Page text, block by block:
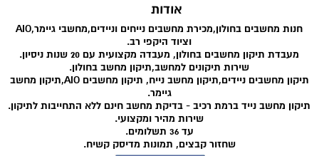
אודות
חנות מחשבים בחולון,מכירת מחשבים נייחים וניידים,מחשבי גיימר,AIO
וציוד היקפי רב.
מעבדת תיקון מחשבים בחולון, מעבדה מקצועית עם 20 שנות ניסיון.
שירות תיקונים למחשב,תיקון מחשב בחולון.
תיקון מחשבים ניידים,תיקון מחשב נייח, תיקון מחשבים AIO,תיקון מחשב
גיימר.
תיקון מחשב נייד ברמת רכיב - בדיקת מחשב חינם ללא התחייבות לתיקון.
שירות מהיר ומקצועי.
עד 36 תשלומים.
שחזור קבצים, תמונות מדיסק קשיח.